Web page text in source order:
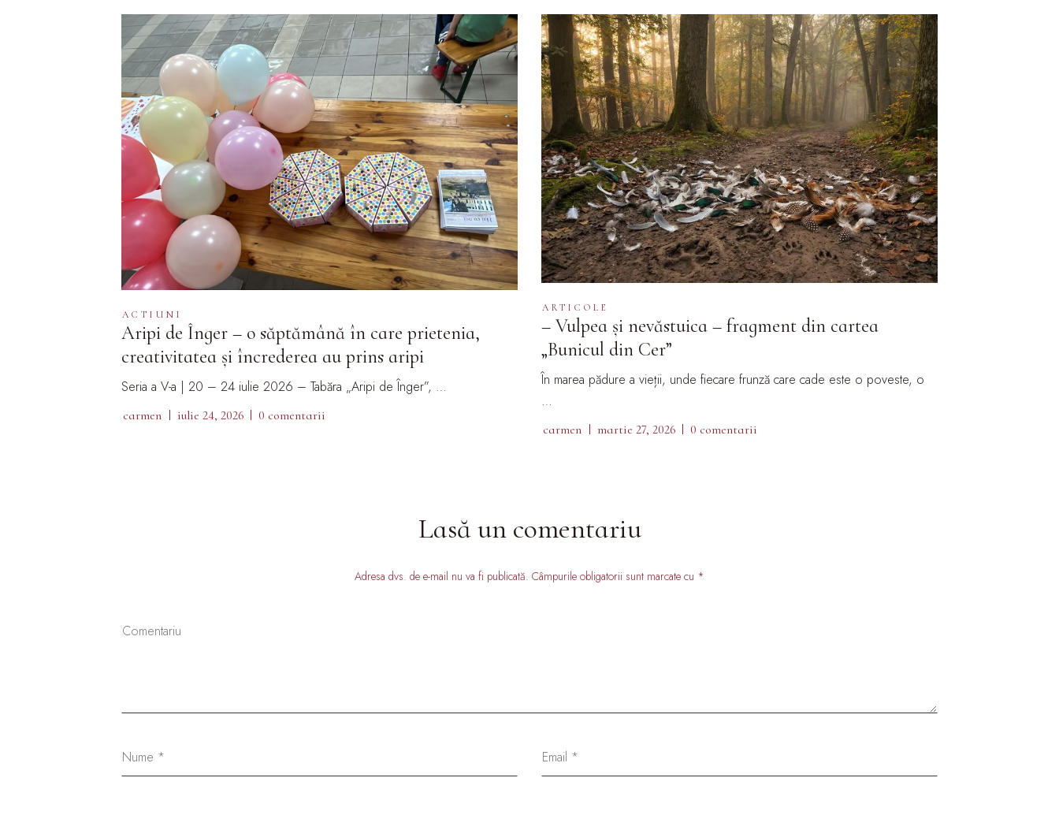
ACTIUNI
Aripi de Înger – o săptămână în care prietenia,
creativitatea și încrederea au prins aripi
Seria a V-a | 20 – 24 iulie 2026 – Tabăra „Aripi de Înger”, …
carmen iulie 24, 2026 0 comentarii
ARTICOLE
– Vulpea și nevăstuica – fragment din cartea
„Bunicul din Cer”
În marea pădure a vieții, unde fiecare frunză care cade este o poveste, o
…
carmen martie 27, 2026 0 comentarii
Lasă un comentariu
Adresa dvs. de e-mail nu va fi publicată. Câmpurile obligatorii sunt marcate cu *